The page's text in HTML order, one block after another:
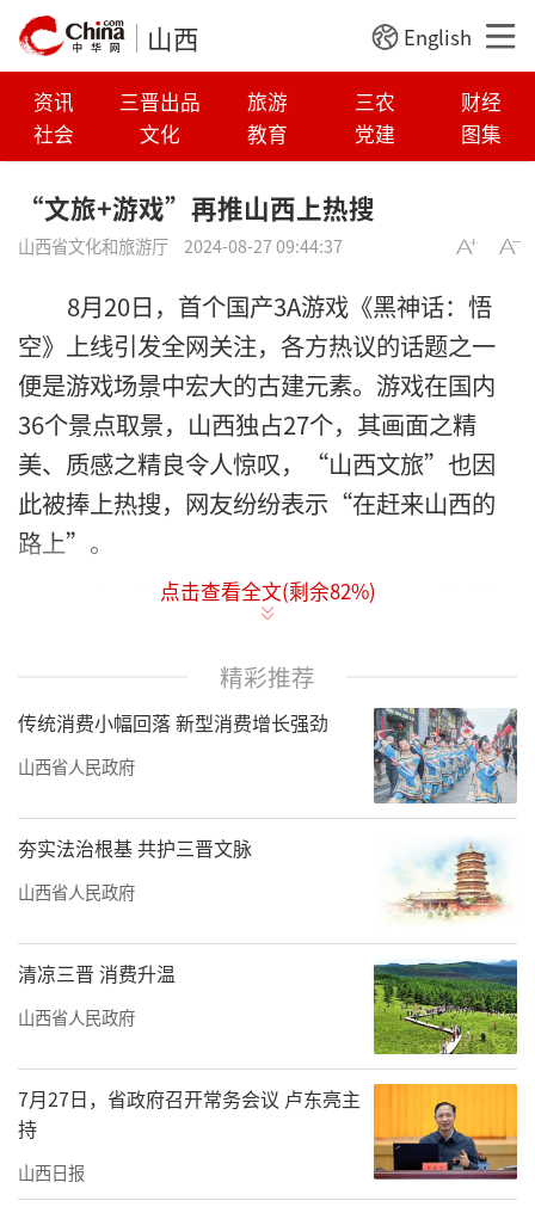
山西 English
资讯 三晋出品 旅游 三农
财经
社会
文化 教育 党建 图集
“文旅+游戏”再推山西上热搜
山西省文化和旅游厅 2024-08-27 09:44:37
8月20日，首个国产3A游戏《黑神话：悟
空》上线引发全网关注，各方热议的话题之一
便是游戏场景中宏大的古建元素。游戏在国内
36个景点取景，山西独占27个，其画面之精
美、质感之精良令人惊叹，“山西文旅”也因
此被捧上热搜，网友纷纷表示“在赶来山西的
路上”。
作为“中国古代建筑宝库”，山西“村村
作的设计灵感来源，游戏中随处可见山西古建
的身影。游戏发布当日，省文旅厅发布了宣传
片《跟着悟空游山西》，带领网友跟随“大
圣”的脚步，一起游览大同云冈石窟、华严
寺，忻州五台山佛光寺、南禅寺，朔州崇福
寺、应县木塔，晋中平遥镇国寺、双林寺，临
汾隰县小西天、洪洞广胜寺，晋城高平铁佛
寺、陵川西溪二仙庙、泽州玉皇庙等著名景
点。记者在评论区看到，有网友接连惊
叹：“原来山西这么美！”“以前不知道山西
有这么多好地方，有空一定要去走走！”……
截至8月21日上午9时22分，去哪儿平台上，山
西太原的搜索指数环比上一周增长10%，环比
前1小时增长40%，热度还在持续攀升中。
点击查看全文(剩余82%)
精彩推荐
传统消费小幅回落 新型消费增长强劲
山西省人民政府
夯实法治根基 共护三晋文脉
山西省人民政府
清凉三晋 消费升温
山西省人民政府
7月27日，省政府召开常务会议 卢东亮主
持
山西日报